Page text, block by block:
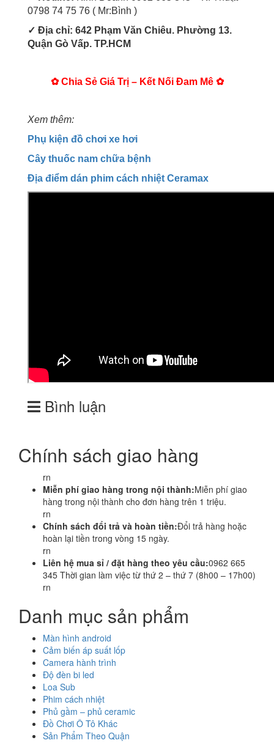
0798 74 75 76 ( Mr:Bình )
✓ Địa chỉ: 642 Phạm Văn Chiêu. Phường 13.
Quận Gò Vấp. TP.HCM
✿ Chia Sẻ Giá Trị – Kết Nối Đam Mê ✿
Xem thêm:
Phụ kiện đồ chơi xe hơi
Cây thuốc nam chữa bệnh
Địa điểm dán phim cách nhiệt Ceramax
Bình luận
Chính sách giao hàng
rn
Miễn phí giao hàng trong nội thành:Miễn phí giao
hàng trong nội thành cho đơn hàng trên 1 triệu.
rn
Chính sách đổi trả và hoàn tiền:Đổi trả hàng hoặc
hoàn lại tiền trong vòng 15 ngày.
rn
Liên hệ mua sỉ / đặt hàng theo yêu cầu:0962 665
345 Thời gian làm việc từ thứ 2 – thứ 7 (8h00 – 17h00)
rn
Danh mục sản phẩm
Màn hình android
Cảm biến áp suất lốp
Camera hành trình
Độ đèn bi led
Loa Sub
Phim cách nhiệt
Phủ gầm – phủ ceramic
Đồ Chơi Ô Tô Khác
Sản Phẩm Theo Quận